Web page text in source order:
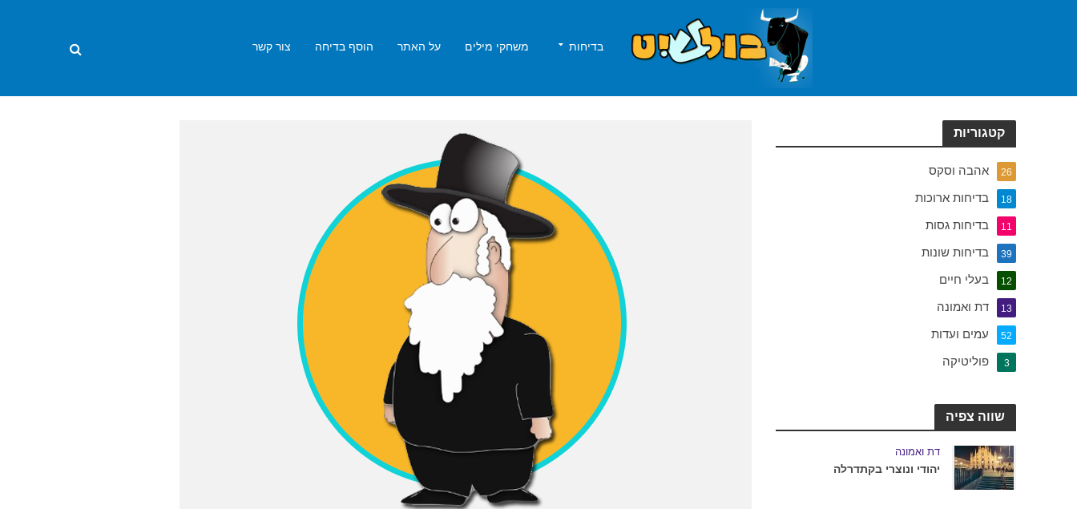
בדיחות משחקי מילים על האתר הוסף בדיחה צור קשר
קטגוריות
אהבה וסקס 26
בדיחות ארוכות 18
בדיחות גסות 11
בדיחות שונות 39
בעלי חיים 12
דת ואמונה 13
עמים ועדות 52
פוליטיקה 3
שווה צפיה
דת ואמונה
יהודי ונוצרי בקתדרלה